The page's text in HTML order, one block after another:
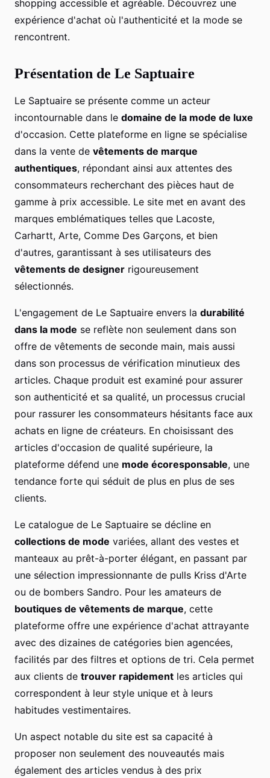
shopping accessible et agréable. Découvrez une
expérience d'achat où l'authenticité et la mode se
rencontrent.
Présentation de Le Saptuaire
Le Saptuaire se présente comme un acteur
incontournable dans le domaine de la mode de luxe
d'occasion. Cette plateforme en ligne se spécialise
dans la vente de vêtements de marque
authentiques, répondant ainsi aux attentes des
consommateurs recherchant des pièces haut de
gamme à prix accessible. Le site met en avant des
marques emblématiques telles que Lacoste,
Carhartt, Arte, Comme Des Garçons, et bien
d'autres, garantissant à ses utilisateurs des
vêtements de designer rigoureusement
sélectionnés.
L'engagement de Le Saptuaire envers la durabilité
dans la mode se reflète non seulement dans son
offre de vêtements de seconde main, mais aussi
dans son processus de vérification minutieux des
articles. Chaque produit est examiné pour assurer
son authenticité et sa qualité, un processus crucial
pour rassurer les consommateurs hésitants face aux
achats en ligne de créateurs. En choisissant des
articles d'occasion de qualité supérieure, la
plateforme défend une mode écoresponsable, une
tendance forte qui séduit de plus en plus de ses
clients.
Le catalogue de Le Saptuaire se décline en
collections de mode variées, allant des vestes et
manteaux au prêt-à-porter élégant, en passant par
une sélection impressionnante de pulls Kriss d'Arte
ou de bombers Sandro. Pour les amateurs de
boutiques de vêtements de marque, cette
plateforme offre une expérience d'achat attrayante
avec des dizaines de catégories bien agencées,
facilités par des filtres et options de tri. Cela permet
aux clients de trouver rapidement les articles qui
correspondent à leur style unique et à leurs
habitudes vestimentaires.
Un aspect notable du site est sa capacité à
proposer non seulement des nouveautés mais
également des articles vendus à des prix